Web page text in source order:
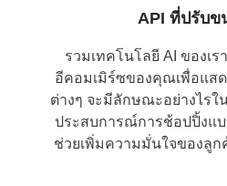
API ที่ปรับข
รวมเทคโนโลยี AI ของเ
อีคอมเมิร์ซของคุณเพื่อแส
ต่างๆ จะมีลักษณะอย่างไรใ
ประสบการณ์การช้อปปิ้งแ
ช่วยเพิ่มความมั่นใจของลู